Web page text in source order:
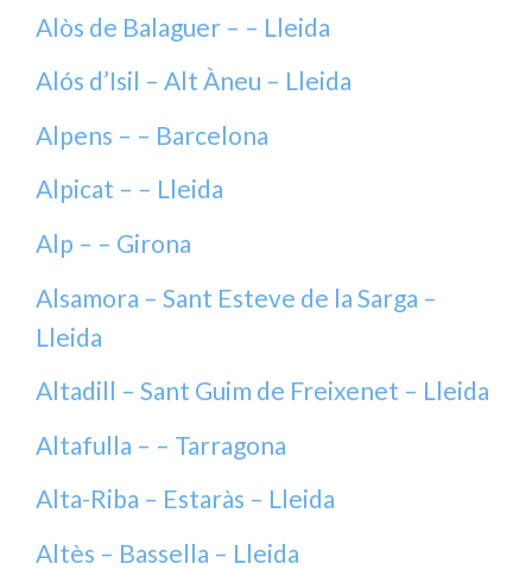
Alòs de Balaguer – – Lleida
Alós d’Isil – Alt Àneu – Lleida
Alpens – – Barcelona
Alpicat – – Lleida
Alp – – Girona
Alsamora – Sant Esteve de la Sarga –
Lleida
Altadill – Sant Guim de Freixenet – Lleida
Altafulla – – Tarragona
Alta-Riba – Estaràs – Lleida
Altès – Bassella – Lleida